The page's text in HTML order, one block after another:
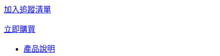
加入追蹤清單
立即購買
產品說明